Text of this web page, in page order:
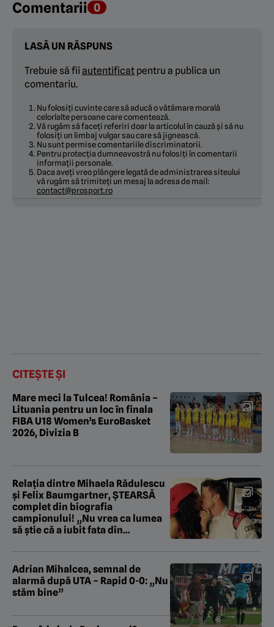
Comentarii 0
LASĂ UN RĂSPUNS
Trebuie să fii autentificat pentru a publica un
comentariu.
Nu folosiți cuvinte care să aducă o vătămare morală
celorlalte persoane care comentează.
Vă rugăm să faceți referiri doar la articolul în cauză și să nu
folosiți un limbaj vulgar sau care să jignească.
Nu sunt permise comentariile discriminatorii.
Pentru protecția dumneavostră nu folosiți în comentarii
informații personale.
Daca aveți vreo plângere legată de administrarea siteului
vă rugăm să trimiteți un mesaj la adresa de mail:
contact@prosport.ro
CITEȘTE ȘI
Mare meci la Tulcea! România –
Lituania pentru un loc în finala
FIBA U18 Women’s EuroBasket
2026, Divizia B
Relația dintre Mihaela Rădulescu
și Felix Baumgartner, ȘTEARSĂ
complet din biografia
campionului! „Nu vrea ca lumea
să știe că a iubit fata din
Adrian Mihalcea, semnal de
alarmă după UTA – Rapid 0-0: „Nu
stăm bine”